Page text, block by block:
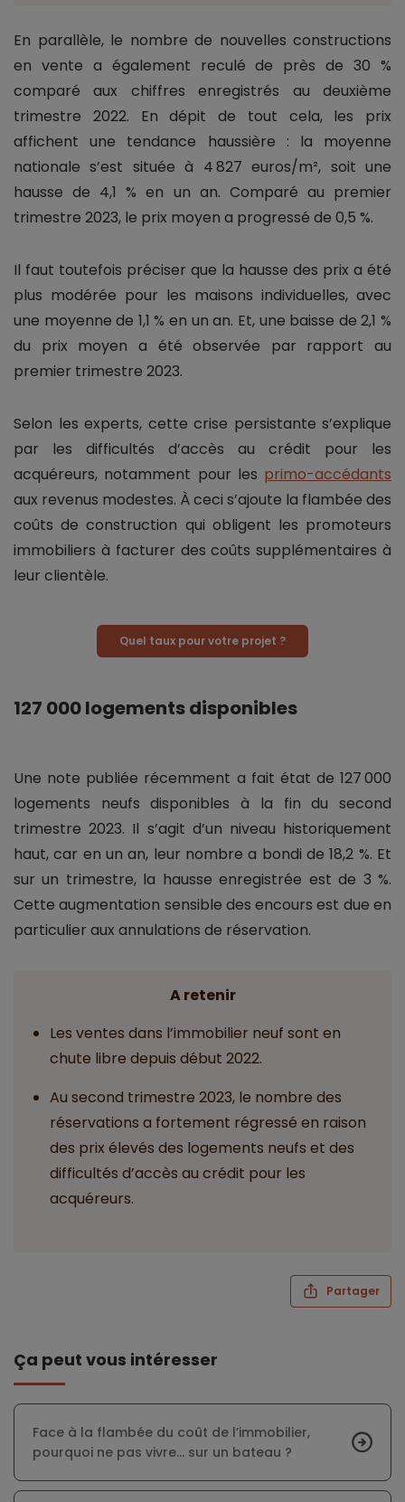
En parallèle, le nombre de nouvelles constructions
en vente a également reculé de près de 30 %
comparé aux chiffres enregistrés au deuxième
trimestre 2022. En dépit de tout cela, les prix
affichent une tendance haussière : la moyenne
nationale s’est située à 4 827 euros/m², soit une
hausse de 4,1 % en un an. Comparé au premier
trimestre 2023, le prix moyen a progressé de 0,5 %.
Il faut toutefois préciser que la hausse des prix a été
plus modérée pour les maisons individuelles, avec
une moyenne de 1,1 % en un an. Et, une baisse de 2,1 %
du prix moyen a été observée par rapport au
premier trimestre 2023.
Selon les experts, cette crise persistante s’explique
par les difficultés d’accès au crédit pour les
acquéreurs, notamment pour les primo-accédants
aux revenus modestes. À ceci s’ajoute la flambée des
coûts de construction qui obligent les promoteurs
immobiliers à facturer des coûts supplémentaires à
leur clientèle.
Quel taux pour votre projet ?
127 000 logements disponibles
Une note publiée récemment a fait état de 127 000
logements neufs disponibles à la fin du second
trimestre 2023. Il s’agit d’un niveau historiquement
haut, car en un an, leur nombre a bondi de 18,2 %. Et
sur un trimestre, la hausse enregistrée est de 3 %.
Cette augmentation sensible des encours est due en
particulier aux annulations de réservation.
A retenir
Les ventes dans l’immobilier neuf sont en
chute libre depuis début 2022.
Au second trimestre 2023, le nombre des
réservations a fortement régressé en raison
des prix élevés des logements neufs et des
difficultés d’accès au crédit pour les
acquéreurs.
Partager
Ça peut vous intéresser
Face à la flambée du coût de l’immobilier,
pourquoi ne pas vivre… sur un bateau ?